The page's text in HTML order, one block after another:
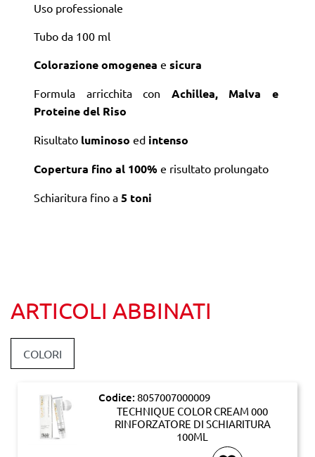
Uso professionale
Tubo da 100 ml
Colorazioneomogenea e sicura
Formula arricchita con Achillea, Malva e
Proteine del Riso
Risultato luminoso ed intenso
Copertura fino al 100% e risultato prolungato
Schiaritura fino a 5 toni
ARTICOLI ABBINATI
COLORI
Codice: 8057007000009
TECHNIQUE COLOR CREAM 000
RINFORZATORE DI SCHIARITURA
100ML